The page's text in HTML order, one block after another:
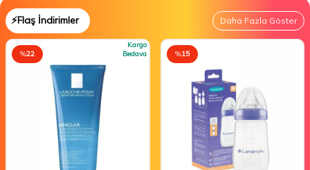
⚡Flaş İndirimler Daha Fazla Göster
%22
Kargo
Bedava
%15